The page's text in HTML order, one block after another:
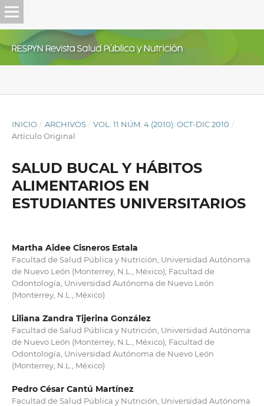
INICIO / ARCHIVOS / VOL. 11 NÚM. 4 (2010): OCT-DIC 2010 /
Artículo Original
SALUD BUCAL Y HÁBITOS
ALIMENTARIOS EN
ESTUDIANTES UNIVERSITARIOS
Martha Aidee Cisneros Estala
Facultad de Salud Pública y Nutrición, Universidad Autónoma
de Nuevo León (Monterrey, N.L., México); Facultad de
Odontología, Universidad Autónoma de Nuevo León
(Monterrey, N.L., México)
Liliana Zandra Tijerina González
Facultad de Salud Pública y Nutrición, Universidad Autónoma
de Nuevo León (Monterrey, N.L., México); Facultad de
Odontología, Universidad Autónoma de Nuevo León
(Monterrey, N.L., México)
Pedro César Cantú Martínez
Facultad de Salud Pública y Nutrición, Universidad Autónoma